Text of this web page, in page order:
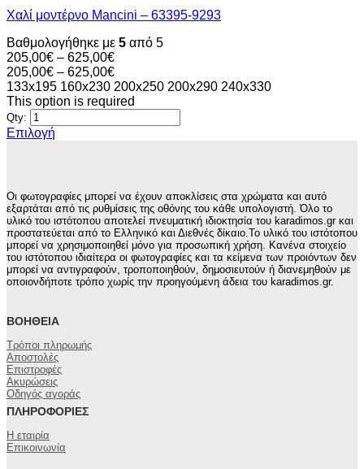
επιλογές
να
επιλεγούν
στη
σελίδα
του
προϊόντος
Χαλί μοντέρνο Mancini – 63395-9293
Βαθμολογήθηκε με 5 από 5
205,00€ – 625,00€Price
range:
205,00€
through
205,00€ – 625,00€Price
range:
205,00€
625,00€
133x195 160x230 200x250 200x290 240x330
This option is required
Qty:
Επιλογή
έχει
πολλαπλές
παραλλαγές.
Οι
επιλογές
μπορούν
να
σελίδα
προϊόντος
Οι φωτογραφίες μπορεί να έχουν αποκλίσεις στα χρώματα και αυτό
εξαρτάται από τις ρυθμίσεις της οθόνης του κάθε υπολογιστή. Όλο το
υλικό του ιστότοπου αποτελεί πνευματική ιδιοκτησία του karadimos.gr και
προστατεύεται από το Ελληνικό και Διεθνές δίκαιο.Το υλικό του ιστότοπου
μπορεί να χρησιμοποιηθεί μόνο για προσωπική χρήση. Κανένα στοιχείο
του ιστότοπου ιδιαίτερα οι φωτογραφίες και τα κείμενα των προιόντων δεν
μπορεί να αντιγραφούν, τροποποιηθούν, δημοσιευτούν ή διανεμηθούν με
οποιονδήποτε τρόπο χωρίς την προηγούμενη άδεια του karadimos.gr.
ΒΟΉΘΕΙΑ
Τρόποι πληρωμής
Αποστολές
Επιστροφές
Ακυρώσεις
Οδηγός αγοράς
ΠΛΗΡΟΦΟΡΊΕΣ
Η εταιρία
Επικοινωνία